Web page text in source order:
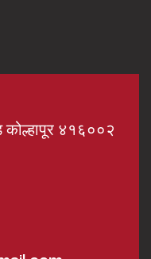
कोल्हापूर ४१६००२